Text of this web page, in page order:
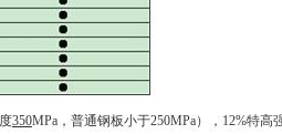
350MPa，普通钢板小于250MPa），12%特高